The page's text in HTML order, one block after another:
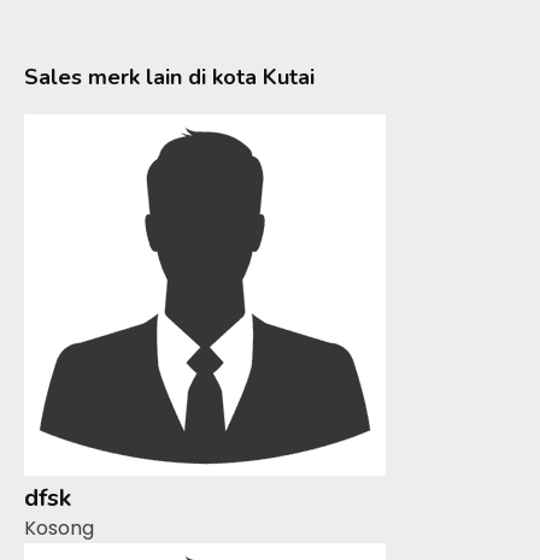
Sales merk lain di kota Kutai
dfsk
Kosong